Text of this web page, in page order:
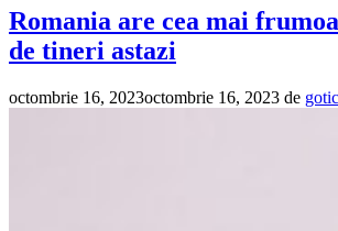
Romania are cea mai
de tineri astazi
octombrie 16, 2023octombrie 16, 2023 de gotic